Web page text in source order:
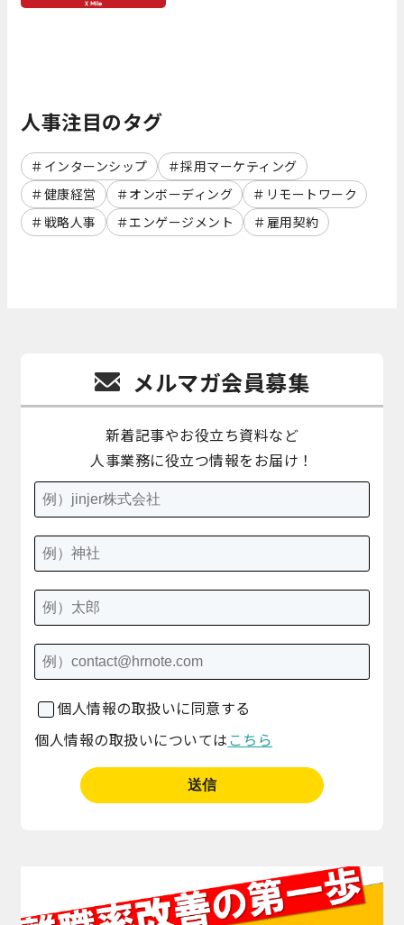
人事注目のタグ
インターンシップ
採用マーケティング
健康経営
オンボーディング
リモートワーク
戦略人事
エンゲージメント 雇用契約
メルマガ会員募集
新着記事やお役立ち資料など
人事業務に役立つ情報をお届け！
個人情報の取扱いに同意する
個人情報の取扱いについては こちら